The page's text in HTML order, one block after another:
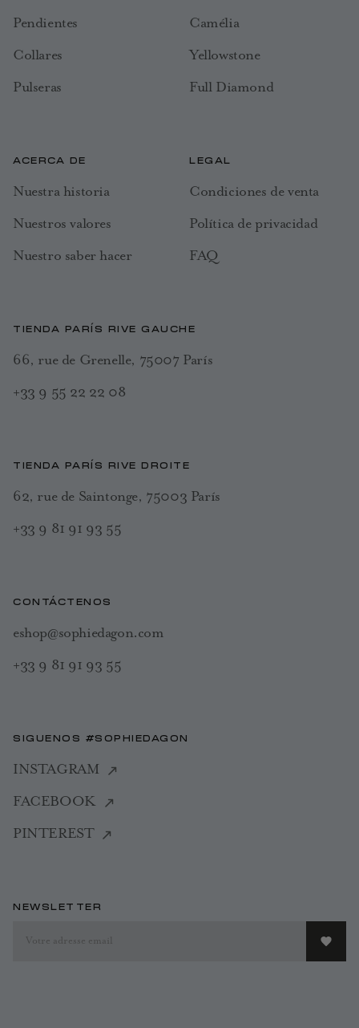
Pendientes
Collares
Pulseras
Camélia
Yellowstone
Full Diamond
ACERCA DE
Nuestra historia
Nuestros valores
Nuestro saber hacer
LEGAL
Condiciones de venta
Política de privacidad
FAQ
TIENDA PARÍS RIVE GAUCHE
66, rue de Grenelle, 75007 París
+33 9 55 22 22 08
TIENDA PARÍS RIVE DROITE
62, rue de Saintonge, 75003 París
+33 9 81 91 93 55
CONTÁCTENOS
eshop@sophiedagon.com
+33 9 81 91 93 55
SIGUENOS #SOPHIEDAGON
INSTAGRAM
FACEBOOK
PINTEREST
NEWSLETTER